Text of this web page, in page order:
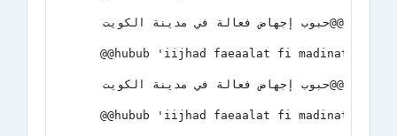
@@حبوب إجهاض فعالة في مدينة الكويت (♥️ +971521786258♥️) في الكويت، الفحيحيل، المنجف، السالمية
@@hubub 'iijhad faeaalat fi madinat
@@حبوب إجهاض فعالة في مدينة الكويت (♥️ +971521786258♥️) في الكويت، الفحيحيل، المنجف، السالمية
@@hubub 'iijhad faeaalat fi madinat